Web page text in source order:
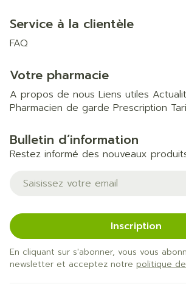
Service à la clientèle
FAQ
Votre pharmacie
A propos de nous Liens utiles
Pharmacien de garde Prescription
Bulletin d’information
Restez informé des nouveaux
Adresse mail
Inscription
En cliquant sur s'abonner, vous vous
newsletter et acceptez notre politique